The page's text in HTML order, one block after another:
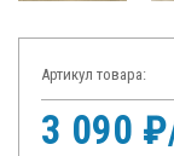
Артикул товара:
3 090